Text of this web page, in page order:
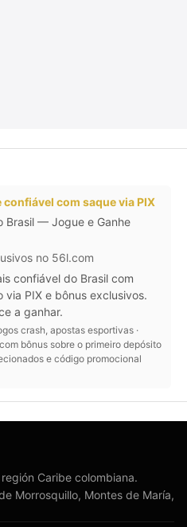
com saque via PIX
Brasil — Jogue e Ganhe
no 56l.com
confiável do Brasil com
PIX e bônus exclusivos.
a ganhar.
crash, apostas esportivas ·
bônus sobre o primeiro depósito
e código promocional
Caribe colombiana.
Morrosquillo, Montes de María,